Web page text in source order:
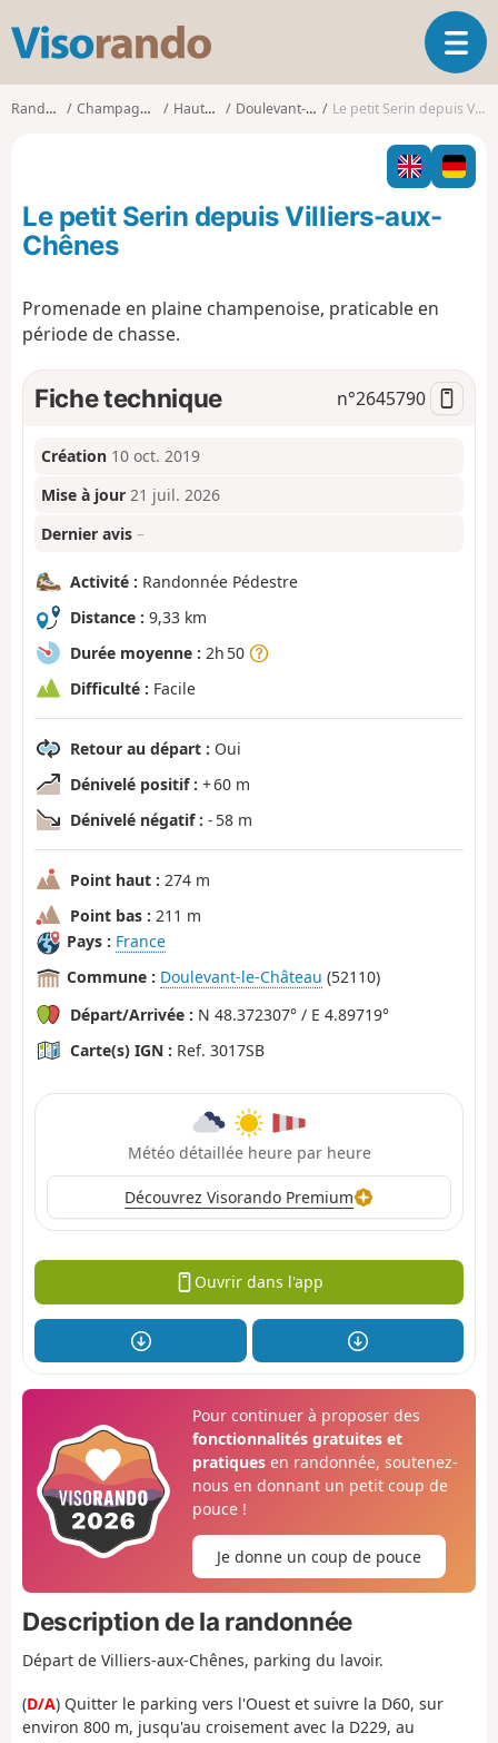
s
o
O
u
v
i
r
l
t
Randonnées Champagne-Ardenne Haute-Marne Doulevant-le-Château Le petit Serin depuis Villiers-aux-Chênes
Le petit Serin depuis Villiers-aux-
Chênes
Promenade en plaine champenoise, praticable en
période de chasse.
Fiche technique n°2645790
Création 10 oct. 2019
Mise à jour 21 juil. 2026
Dernier avis –
Activité : Randonnée Pédestre
Distance : 9,33 km
Durée moyenne : 2h 50
Difficulté : Facile
Retour au départ : Oui
Dénivelé positif : + 60 m
Dénivelé négatif : - 58 m
Point haut : 274 m
Point bas : 211 m
Pays : France
Commune : Doulevant-le-Château (52110)
Départ/Arrivée : N 48.372307° / E 4.89719°
Carte(s) IGN : Ref. 3017SB
Météo détaillée heure par heure
Découvrez Visorando Premium
Ouvrir dans l'app
Pour continuer à proposer des
fonctionnalités gratuites et
pratiquesen randonnée, soutenez-
nous en donnant un petit coup de
pouce !
Je donne un coup de pouce
Description de la randonnée
Départ de Villiers-aux-Chênes, parking du lavoir.
(D/A) Quitter le parking vers l'Ouest et suivre la D60, sur
environ 800 m, jusqu'au croisement avec la D229, au